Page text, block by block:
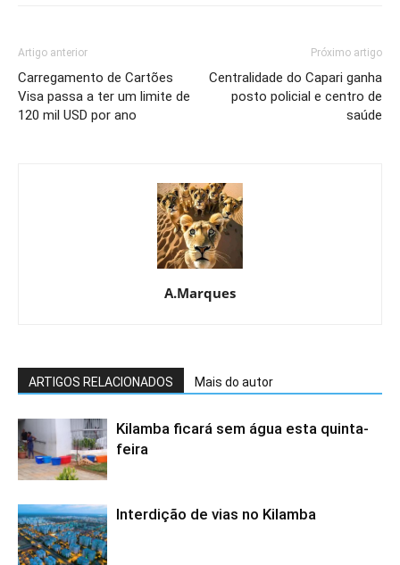
Artigo anterior
Carregamento de Cartões
Visa passa a ter um limite de
120 mil USD por ano
Próximo artigo
Centralidade do Capari ganha
posto policial e centro de
saúde
A.Marques
ARTIGOS RELACIONADOS Mais do autor
Kilamba ficará sem água esta quinta-
feira
Interdição de vias no Kilamba